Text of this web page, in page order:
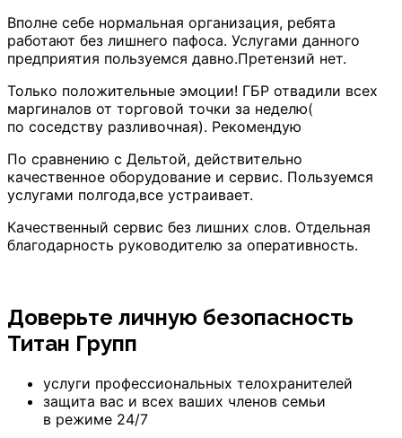
Вполне себе нормальная организация, ребята
работают без лишнего пафоса. Услугами данного
предприятия пользуемся давно.Претензий нет.
Только положительные эмоции! ГБР отвадили всех
маргиналов от торговой точки за неделю(
по соседству разливочная). Рекомендую
По сравнению с Дельтой, действительно
качественное оборудование и сервис. Пользуемся
услугами полгода,все устраивает.
Качественный сервис без лишних слов. Отдельная
благодарность руководителю за оперативность.
Доверьте личную безопасность
Титан Групп
услуги профессиональных телохранителей
защита вас и всех ваших членов семьи
в режиме 24/7